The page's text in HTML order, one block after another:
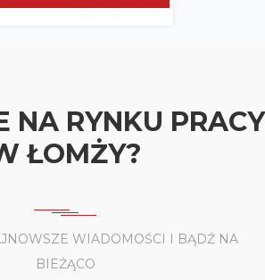
NA RYNKU PRACY
ŁOMŻY?
WIADOMOŚCI I BĄDŹ NA
BIEŻĄCO